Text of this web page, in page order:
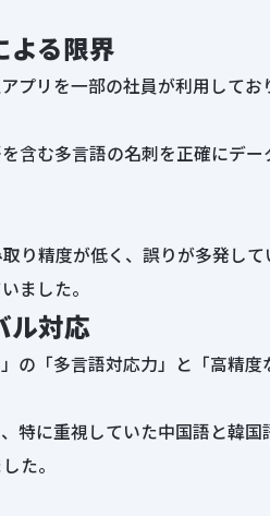
よる限界
プリを一部の社員が利用して
含む多言語の名刺を正確にデ
り精度が低く、誤りが多発し
ました。
ル対応
の「多言語対応力」と「高精
特に重視していた中国語と
た。